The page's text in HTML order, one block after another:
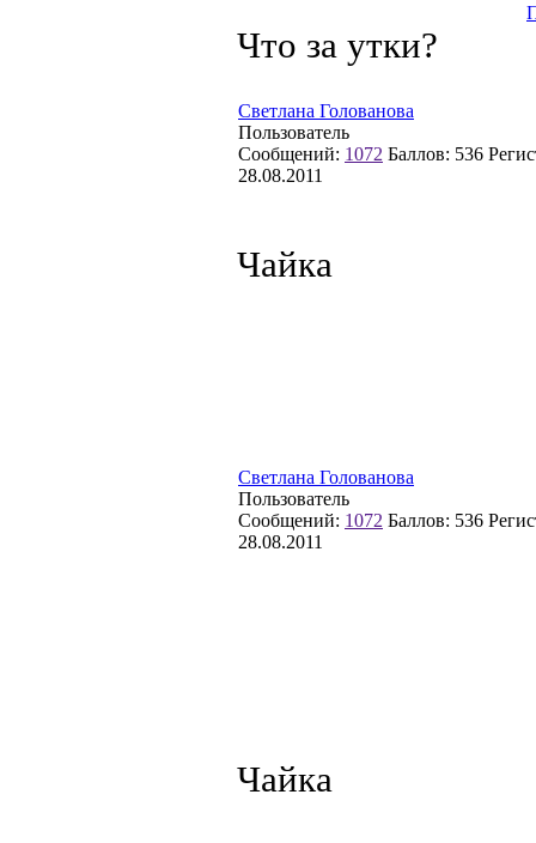
Что за утки?
Светлана Голованова
Пользователь
Сообщений: 1072 Баллов: 536
28.08.2011
Чайка
Светлана Голованова
Пользователь
Сообщений: 1072 Баллов: 536
28.08.2011
Чайка